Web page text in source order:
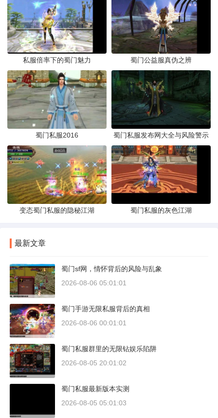
私服倍率下的蜀门魅力 蜀门公益服真伪之辨
蜀门私服2016 蜀门私服发布网大全与风险警示
变态蜀门私服的隐秘江湖 蜀门私服的灰色江湖
最新文章
蜀门sf网，情怀背后的风险与乱象
2026-08-06 05:01:01
蜀门手游无限私服背后的真相
2026-08-06 00:01:01
蜀门私服群里的无限钻娱乐陷阱
2026-08-05 20:01:02
蜀门私服最新版本实测
2026-08-05 05:01:03